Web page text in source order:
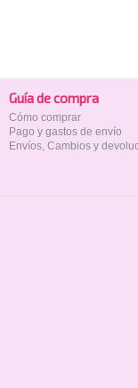
Guía de compra
Cómo comprar
Pago y gastos de envío
Envíos, Cambios y